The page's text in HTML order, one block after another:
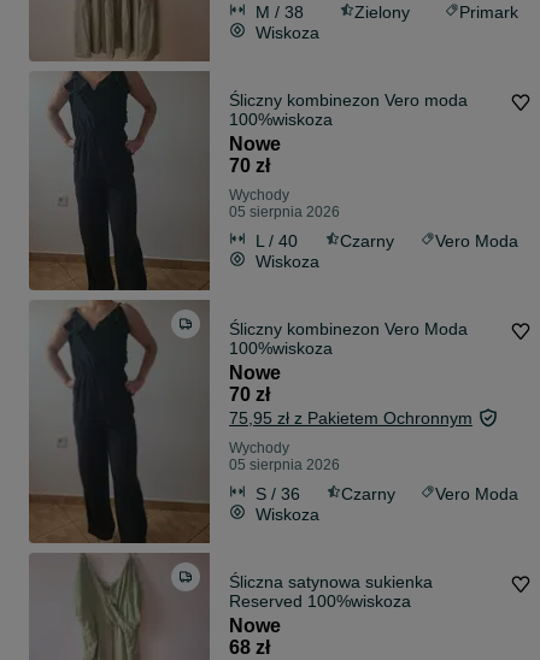
M / 38 Zielony
Primark
Wiskoza
Śliczny kombinezon Vero moda
100%wiskoza
Nowe
70 zł
Wychody
05 sierpnia 2026
L / 40 Czarny
Vero Moda
Wiskoza
Śliczny kombinezon Vero Moda
100%wiskoza
Nowe
70 zł
75,95 zł z Pakietem Ochronnym
Wychody
05 sierpnia 2026
S / 36 Czarny
Vero Moda
Wiskoza
Śliczna satynowa sukienka
Reserved 100%wiskoza
Nowe
68 zł